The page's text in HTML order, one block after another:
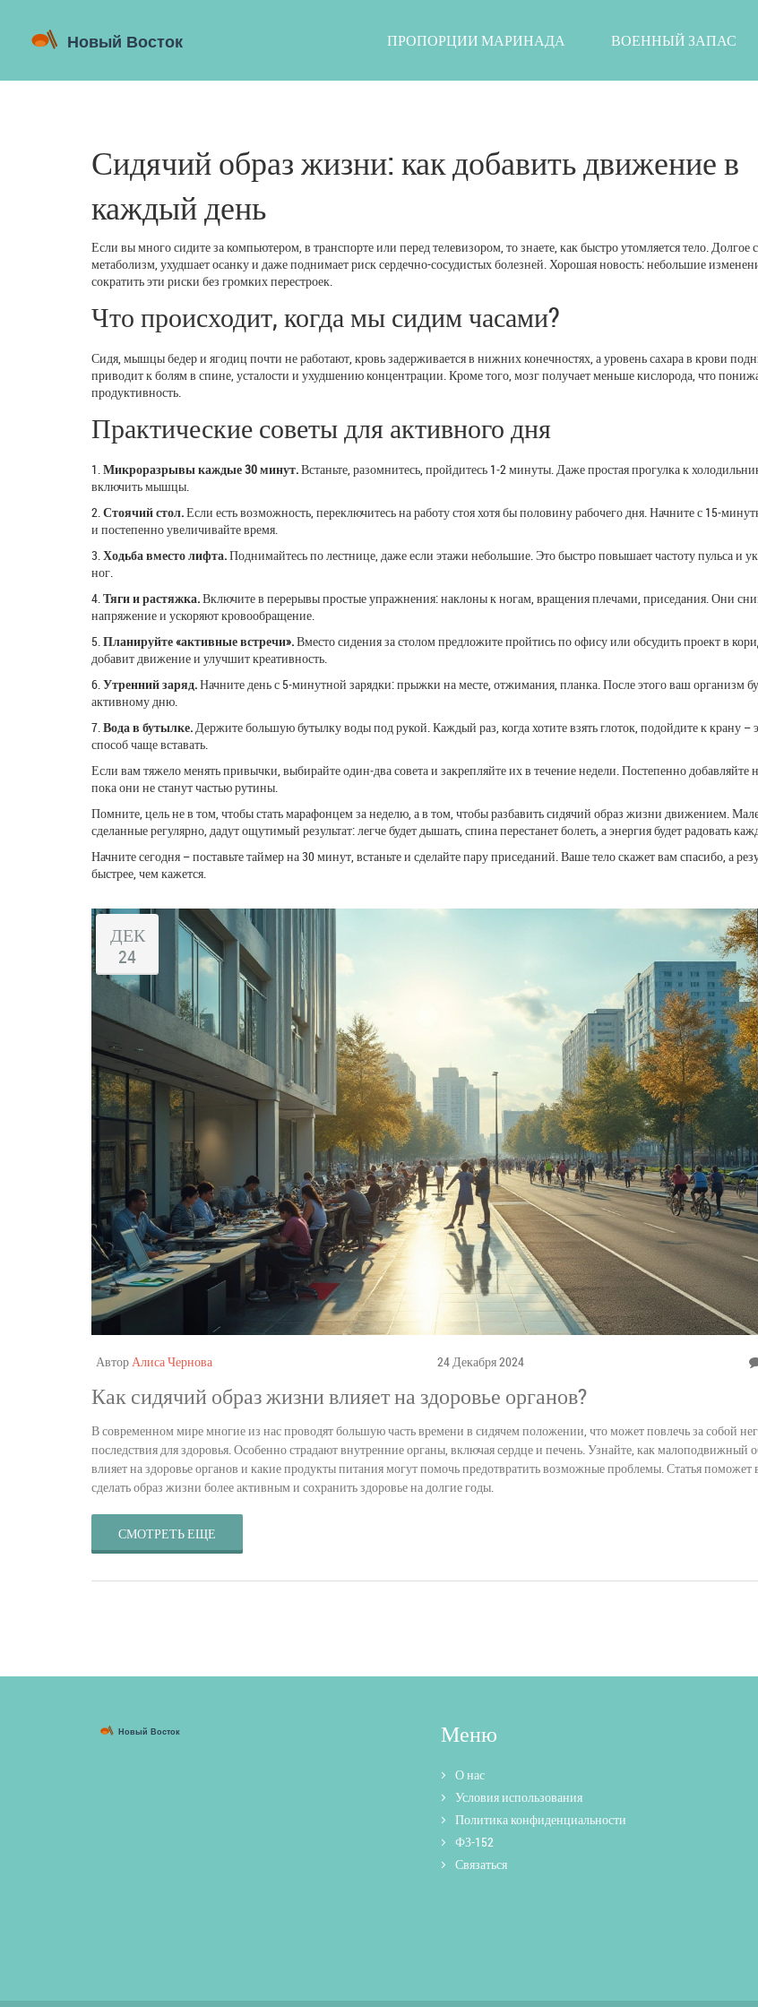
ПРОПОРЦИИ МАРИНАДА ВОЕННЫЙ ЗАПАС
Сидячий образ жизни: как добавить движение в
каждый день
Если вы много сидите за компьютером, в транспорте или перед телевизором, то знаете, как быстро утомляется тело. Долгое
метаболизм, ухудшает осанку и даже поднимает риск сердечно-сосудистых болезней. Хорошая новость: небольшие
сократить эти риски без громких перестроек.
Что происходит, когда мы сидим часами?
Сидя, мышцы бедер и ягодиц почти не работают, кровь задерживается в нижних конечностях, а уровень сахара в крови
приводит к болям в спине, усталости и ухудшению концентрации. Кроме того, мозг получает меньше кислорода, что
продуктивность.
Практические советы для активного дня
1. Микроразрывы каждые 30 минут.Встаньте, разомнитесь, пройдитесь 1‑2 минуты. Даже простая прогулка к
включить мышцы.
2. Стоячий стол.Если есть возможность, переключитесь на работу стоя хотя бы половину рабочего дня. Начните с
и постепенно увеличивайте время.
3. Ходьба вместо лифта.Поднимайтесь по лестнице, даже если этажи небольшие. Это быстро повышает частоту пульса и
ног.
4. Тяги и растяжка.Включите в перерывы простые упражнения: наклоны к ногам, вращения плечами, приседания. Они
напряжение и ускоряют кровообращение.
5. Планируйте «активные встречи».Вместо сидения за столом предложите пройтись по офису или обсудить проект в
добавит движение и улучшит креативность.
6. Утренний заряд.Начните день с 5‑минутной зарядки: прыжки на месте, отжимания, планка. После этого ваш организм
активному дню.
7. Вода в бутылке. Держите большую бутылку воды под рукой. Каждый раз, когда хотите взять глоток, подойдите к крану –
способ чаще вставать.
Если вам тяжело менять привычки, выбирайте один‑два совета и закрепляйте их в течение недели. Постепенно добавляйте
пока они не станут частью рутины.
Помните, цель не в том, чтобы стать марафонцем за неделю, а в том, чтобы разбавить сидячий образ жизни движением.
сделанные регулярно, дадут ощутимый результат: легче будет дышать, спина перестанет болеть, а энергия будет радовать
Начните сегодня – поставьте таймер на 30 минут, встаньте и сделайте пару приседаний. Ваше тело скажет вам спасибо, а
быстрее, чем кажется.
ДЕК
24
АвторАлиса Чернова 24 Декабря 2024
Как сидячий образ жизни влияет на здоровье органов?
В современном мире многие из нас проводят большую часть времени в сидячем положении, что может повлечь за собой
последствия для здоровья. Особенно страдают внутренние органы, включая сердце и печень. Узнайте, как малоподвижный
влияет на здоровье органов и какие продукты питания могут помочь предотвратить возможные проблемы. Статья поможет
сделать образ жизни более активным и сохранить здоровье на долгие годы.
СМОТРЕТЬ ЕЩЕ
Меню
О нас
Условия использования
Политика конфиденциальности
ФЗ-152
Связаться